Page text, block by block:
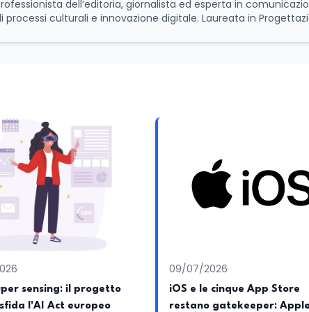
processi culturali e innovazione digitale. Laureata in
la laurea magistrale in Editoria e Giornalismo, focalizzandosi
giornalistico con le più avanzate strategie di
Nel corso della sua carriera ha maturato esperienza
capacità di interpretare la cultura come motore di
sensing: il progetto
l'AI Act europeo
09/07/2026
iOS e le cinque App Store
restano gatekeeper: